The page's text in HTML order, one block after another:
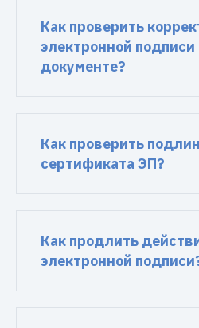
Как проверить
электронной подписи
документе?
Как проверить
сертификата ЭП?
Как продлить
электронной